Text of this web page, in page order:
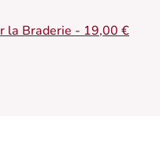
la Braderie - 19,00 €